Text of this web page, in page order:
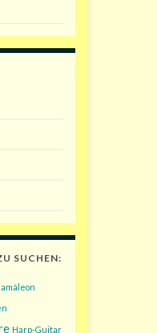
SUCHEN:
Harp-Guitar